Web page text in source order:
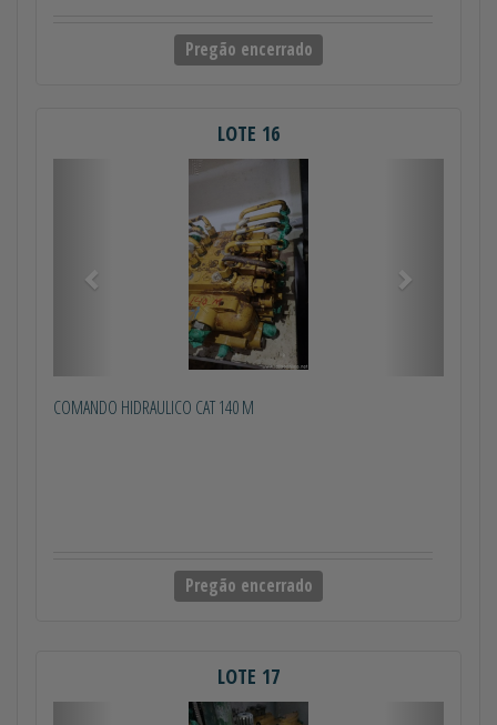
Pregão encerrado
LOTE 16
COMANDO HIDRAULICO CAT 140 M
Pregão encerrado
LOTE 17